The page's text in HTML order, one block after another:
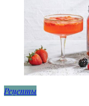
Рецепты